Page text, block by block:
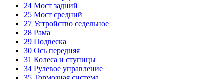
24 Мост задний
25 Мост средний
27 Устройство седельное
28 Рама
29 Подвеска
30 Ось передняя
31 Колеса и ступицы
34 Рулевое управление
35 Тормозная система